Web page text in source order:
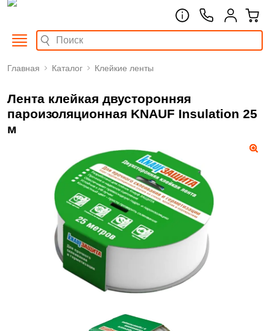
Главная Каталог Клейкие ленты
Лента клейкая двусторонняя
пароизоляционная KNAUF Insulation 25
м